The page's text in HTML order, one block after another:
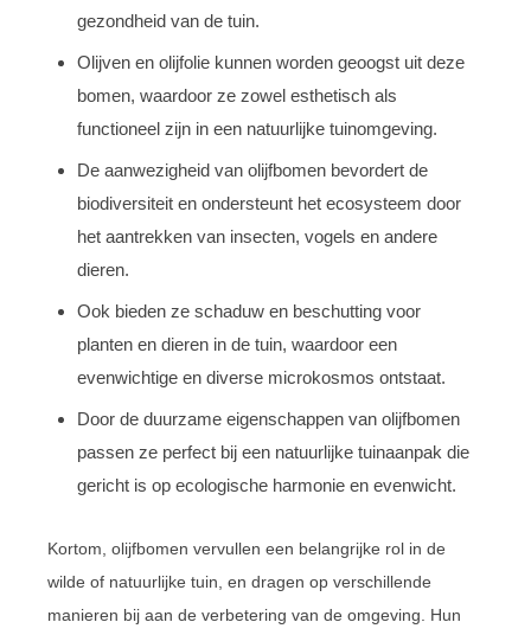
gezondheid van de tuin.
Olijven en olijfolie kunnen worden geoogst uit deze
bomen, waardoor ze zowel esthetisch als
functioneel zijn in een natuurlijke tuinomgeving.
De aanwezigheid van olijfbomen bevordert de
biodiversiteit en ondersteunt het ecosysteem door
het aantrekken van insecten, vogels en andere
dieren.
Ook bieden ze schaduw en beschutting voor
planten en dieren in de tuin, waardoor een
evenwichtige en diverse microkosmos ontstaat.
Door de duurzame eigenschappen van olijfbomen
passen ze perfect bij een natuurlijke tuinaanpak die
gericht is op ecologische harmonie en evenwicht.
Kortom, olijfbomen vervullen een belangrijke rol in de
wilde of natuurlijke tuin, en dragen op verschillende
manieren bij aan de verbetering van de omgeving. Hun